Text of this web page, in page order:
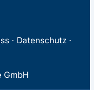
· Datenschutz ·
GmbH